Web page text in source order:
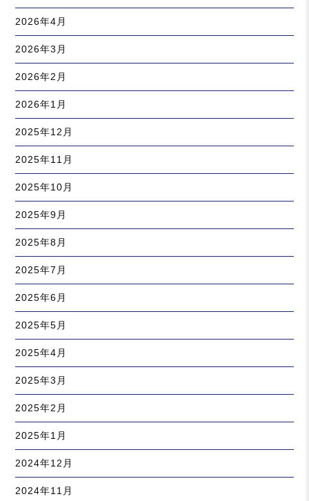
2026年4月
2026年3月
2026年2月
2026年1月
2025年12月
2025年11月
2025年10月
2025年9月
2025年8月
2025年7月
2025年6月
2025年5月
2025年4月
2025年3月
2025年2月
2025年1月
2024年12月
2024年11月